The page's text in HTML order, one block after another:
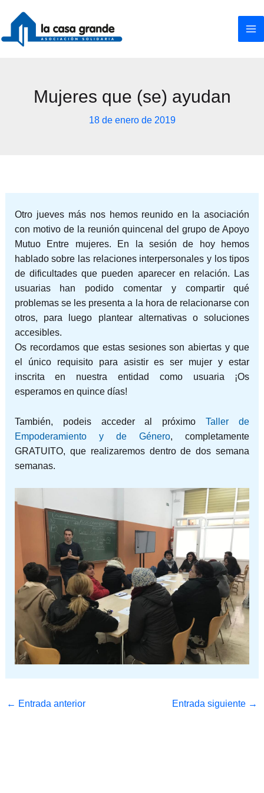
contenido
Mujeres que (se) ayudan
18 de enero de 2019
Otro jueves más nos hemos reunido en la asociación
con motivo de la reunión quincenal del grupo de Apoyo
Mutuo Entre mujeres. En la sesión de hoy hemos
hablado sobre las relaciones interpersonales y los tipos
de dificultades que pueden aparecer en relación. Las
usuarias han podido comentar y compartir qué
problemas se les presenta a la hora de relacionarse con
otros, para luego plantear alternativas o soluciones
accesibles.
Os recordamos que estas sesiones son abiertas y que
el único requisito para asistir es ser mujer y estar
inscrita en nuestra entidad como usuaria ¡Os
esperamos en quince días!
También, podeis acceder al próximoTaller de
Empoderamiento y de Género, completamente
GRATUITO, que realizaremos dentro de dos semana
semanas.
← Entrada anterior Entrada siguiente →